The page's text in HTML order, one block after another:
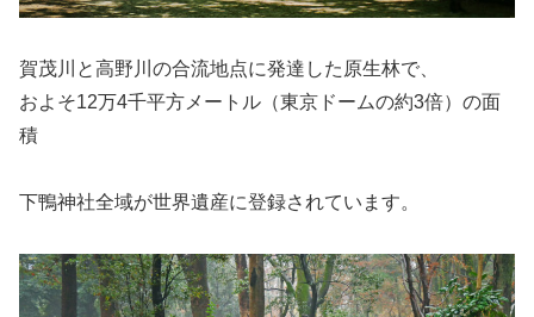
賀茂川と高野川の合流地点に発達した原生林で、
およそ12万4千平方メートル（東京ドームの約3倍）の面
積
下鴨神社全域が世界遺産に登録されています。